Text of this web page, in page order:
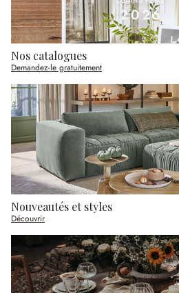
Nos catalogues
Demandez-le gratuitement
Nouveautés et styles
Découvrir